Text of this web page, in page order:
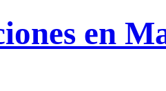
en